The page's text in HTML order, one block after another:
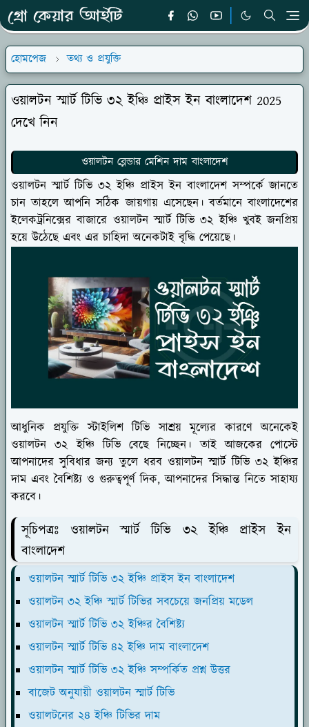
হোমপেজ তথ্য ও প্রযুক্তি
ওয়ালটন স্মার্ট টিভি ৩২ ইঞ্চি প্রাইস ইন বাংলাদেশ 2025
দেখে নিন
ওয়ালটন ব্লেন্ডার মেশিন দাম বাংলাদেশ
ওয়ালটন স্মার্ট টিভি ৩২ ইঞ্চি প্রাইস ইন বাংলাদেশ সম্পর্কে জানতে
চান তাহলে আপনি সঠিক জায়গায় এসেছেন। বর্তমানে বাংলাদেশের
ইলেকট্রনিক্সের বাজারে ওয়ালটন স্মার্ট টিভি ৩২ ইঞ্চি খুবই জনপ্রিয়
হয়ে উঠেছে এবং এর চাহিদা অনেকটাই বৃদ্ধি পেয়েছে।
আধুনিক প্রযুক্তি স্টাইলিশ টিভি সাশ্রয় মূল্যের কারণে অনেকেই
ওয়ালটন ৩২ ইঞ্চি টিভি বেছে নিচ্ছেন। তাই আজকের পোস্টে
আপনাদের সুবিধার জন্য তুলে ধরব ওয়ালটন স্মার্ট টিভি ৩২ ইঞ্চির
দাম এবং বৈশিষ্ট্য ও গুরুত্বপূর্ণ দিক, আপনাদের সিদ্ধান্ত নিতে সাহায্য
করবে।
সূচিপত্রঃ ওয়ালটন স্মার্ট টিভি ৩২ ইঞ্চি প্রাইস ইন
বাংলাদেশ
ওয়ালটন স্মার্ট টিভি ৩২ ইঞ্চি প্রাইস ইন বাংলাদেশ
ওয়ালটন ৩২ ইঞ্চি স্মার্ট টিভির সবচেয়ে জনপ্রিয় মডেল
ওয়ালটন স্মার্ট টিভি ৩২ ইঞ্চির বৈশিষ্ট্য
ওয়ালটন স্মার্ট টিভি ৪২ ইঞ্চি দাম বাংলাদেশ
ওয়ালটন স্মার্ট টিভি ৩২ ইঞ্চি সম্পর্কিত প্রশ্ন উত্তর
বাজেট অনুযায়ী ওয়ালটন স্মার্ট টিভি
ওয়ালটনের ২৪ ইঞ্চি টিভির দাম